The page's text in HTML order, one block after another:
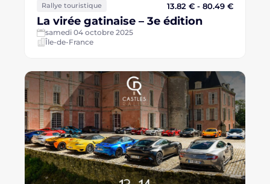
Rallye touristique 13.82 € - 80.49 €
La virée gatinaise – 3e édition
samedi 04 octobre 2025
Île-de-France